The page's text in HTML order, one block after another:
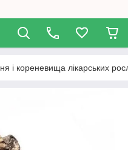
і кореневища лікарських